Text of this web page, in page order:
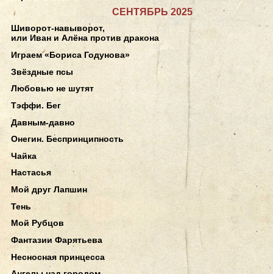
СЕНТЯБРЬ 2025
Шиворот-навыворот,
или Иван и Алёна против дракона
Играем «Бориса Годунова»
Звёздные псы
Любовью не шутят
Тэффи. Бег
Давным-давно
Онегин. Беспринципность
Чайка
Настасья
Мой друг Лапшин
Тень
Мой Рубцов
Фантазии Фарятьева
Несносная принцесса